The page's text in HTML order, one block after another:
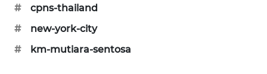
#
cpns-thailand
#
new-york-city
#
km-mutiara-sentosa
METRO
NEWS